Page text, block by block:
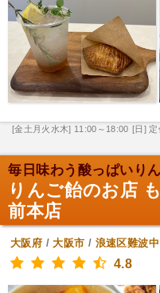
[金土月火水木] 11:00～18:00 [日] 定
毎日味わう酸っぱいりん
りんご飴のお店
前本店
大阪府 /大阪市 / 浪速区難波中
4.8